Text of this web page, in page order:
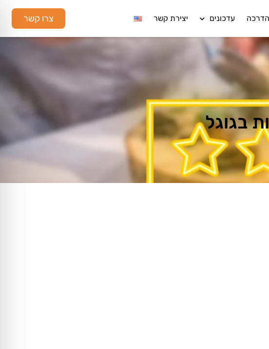
עדכונים יצירת קשר צרו קשר
בגוגל